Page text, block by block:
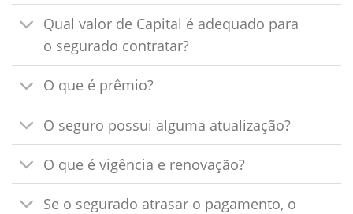
Qual valor de Capital é adequado para
o segurado contratar?
O que é prêmio?
O seguro possui alguma atualização?
O que é vigência e renovação?
Se o segurado atrasar o pagamento, o